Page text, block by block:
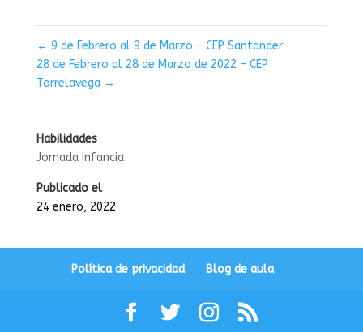
← 9 de Febrero al 9 de Marzo – CEP Santander
28 de Febrero al 28 de Marzo de 2022 – CEP
Torrelavega →
Habilidades
Jornada Infancia
Publicado el
24 enero, 2022
Política de privacidad Blog de aula